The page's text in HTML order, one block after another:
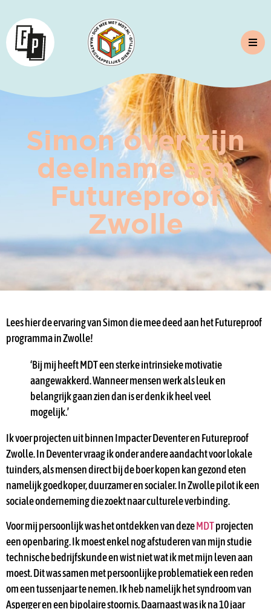
Simon over zijn
deelname aan
Futureproof
Zwolle
Lees hier de ervaring van Simon die mee deed aan het Futureproof
programma in Zwolle!
‘Bij mij heeft MDT een sterke intrinsieke motivatie
aangewakkerd. Wanneer mensen werk als leuk en
belangrijk gaan zien dan is er denk ik heel veel
mogelijk.’
Ik voer projecten uit binnen Impacter Deventer en Futureproof
Zwolle. In Deventer vraag ik onder andere aandacht voor lokale
tuinders, als mensen direct bij de boer kopen kan gezond eten
namelijk goedkoper, duurzamer en socialer. In Zwolle pilot ik een
sociale onderneming die zoekt naar culturele verbinding.
Voor mij persoonlijk was het ontdekken van deze MDTprojecten
een openbaring. Ik moest enkel nog afstuderen van mijn studie
technische bedrijfskunde en wist niet wat ik met mijn leven aan
moest. Dit was samen met persoonlijke problematiek een reden
om een tussenjaar te nemen. Ik heb namelijk het syndroom van
Asperger en een bipolaire stoornis. Daarnaast was ik na 10 jaar